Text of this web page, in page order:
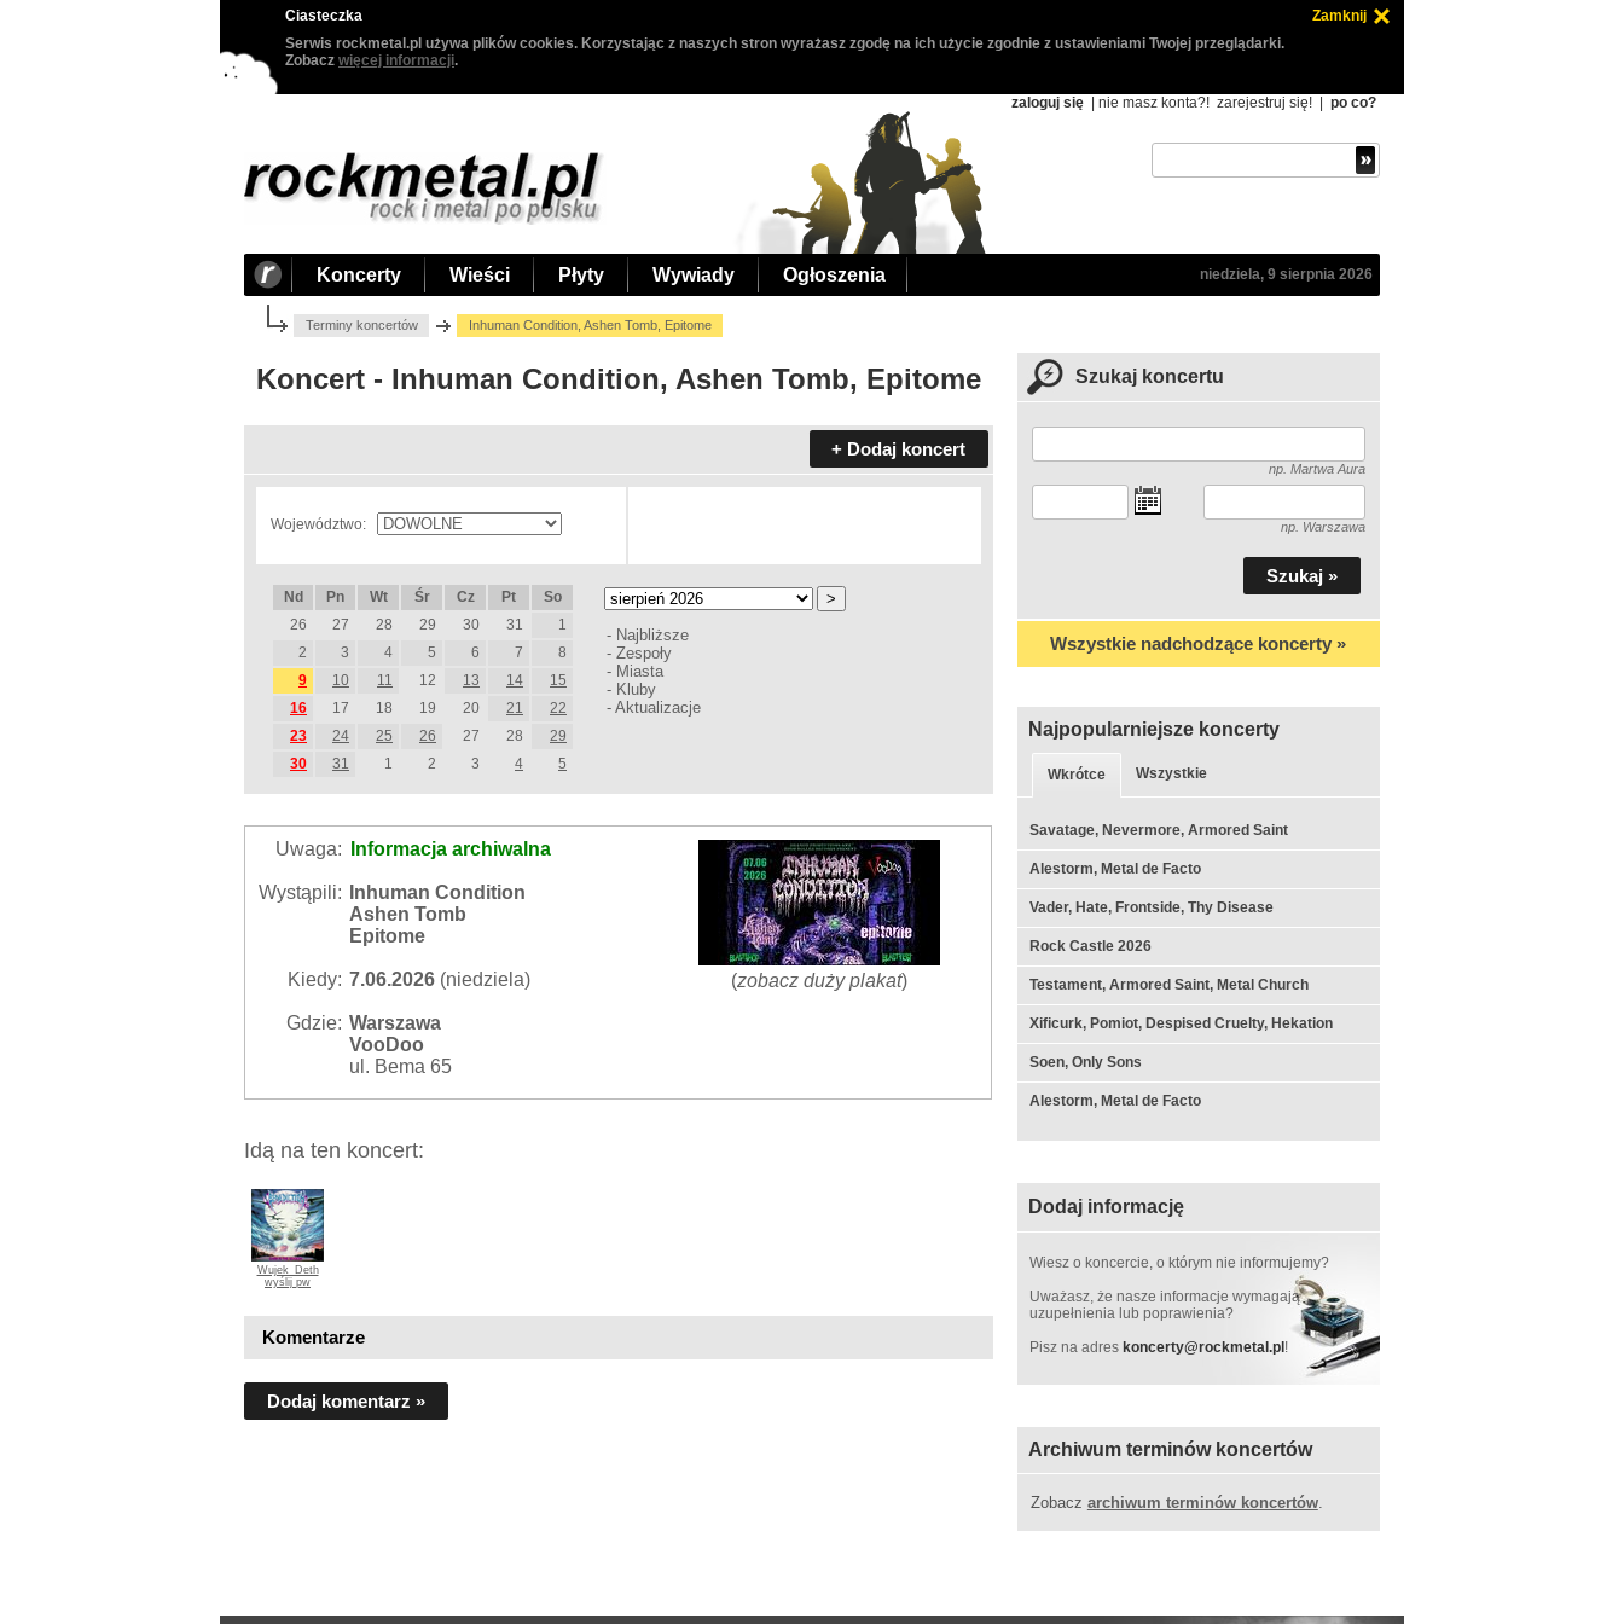
Ciasteczka
Zamknij
Serwis rockmetal.pl używa plików cookies. Korzystając z naszych stron wyrażasz zgodę na ich użycie zgodnie z ustawieniami Twojej przeglądarki.
Zobacz więcej informacji.
zaloguj się | nie masz konta?! zarejestruj się! po co?
Koncerty Wieści Płyty Wywiady Ogłoszenia niedziela, 9 sierpnia 2026
Terminy koncertów Inhuman Condition, Ashen Tomb, Epitome
Koncert - Inhuman Condition, Ashen Tomb, Epitome
+ Dodaj koncert
Województwo:
Nd Pn Wt Śr Cz Pt
So
26
27 28 29 30 31
1
2
3 4 5 6 7
8
9
10 11 12 13 14
15
16
17 18 19 20 21
22
23
24 25 26 27 28
29
30
31 1 2 3 4 5
- Najbliższe
- Zespoły
- Miasta
- Kluby
- Aktualizacje
Uwaga: Informacja archiwalna
Wystąpili:
Inhuman Condition
Ashen Tomb
Epitome
Kiedy: 7.06.2026(niedziela)
Gdzie: Warszawa
VooDoo
ul. Bema 65
(zobacz duży plakat)
Idą na ten koncert:
Wujek_Deth
wyślij pw
Komentarze
Dodaj komentarz »
Szukaj koncertu
np. Martwa Aura
np. Warszawa
Wszystkie nadchodzące koncerty »
Najpopularniejsze koncerty
Wkrótce Wszystkie
Savatage, Nevermore, Armored Saint
Alestorm, Metal de Facto
Vader, Hate, Frontside, Thy Disease
Rock Castle 2026
Testament, Armored Saint, Metal Church
Xificurk, Pomiot, Despised Cruelty, Hekation
Soen, Only Sons
Alestorm, Metal de Facto
Dodaj informację
Wiesz o koncercie, o którym nie informujemy?
Uważasz, że nasze informacje wymagają
uzupełnienia lub poprawienia?
Pisz na adres koncerty@rockmetal.pl!
Archiwum terminów koncertów
Zobacz archiwum terminów koncertów.